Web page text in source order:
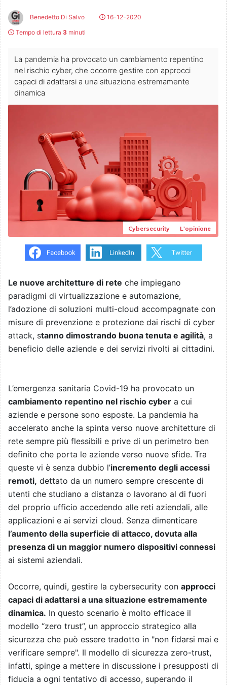
Benedetto Di Salvo
16-12-2020
Tempo di lettura 3 minuti
La pandemia ha provocato un cambiamento repentino
nel rischio cyber, che occorre gestire con approcci
capaci di adattarsi a una situazione estremamente
dinamica
Cybersecurity L'opinione
Le nuove architetture di rete che impiegano
paradigmi di virtualizzazione e automazione,
l’adozione di soluzioni multi-cloud accompagnate con
misure di prevenzione e protezione dai rischi di cyber
attack, stanno dimostrando buona tenuta e agilità, a
beneficio delle aziende e dei servizi rivolti ai cittadini.
L’emergenza sanitaria Covid-19 ha provocato un
cambiamento repentino nel rischio cyber a cui
aziende e persone sono esposte. La pandemia ha
accelerato anche la spinta verso nuove architetture di
rete sempre più flessibili e prive di un perimetro ben
definito che porta le aziende verso nuove sfide. Tra
queste vi è senza dubbio l’incremento degli accessi
remoti, dettato da un numero sempre crescente di
utenti che studiano a distanza o lavorano al di fuori
del proprio ufficio accedendo alle reti aziendali, alle
applicazioni e ai servizi cloud. Senza dimenticare
l’aumento della superficie di attacco, dovuta alla
presenza di un maggior numero dispositivi connessi
ai sistemi aziendali.
Occorre, quindi, gestire la cybersecurity con approcci
capaci di adattarsi a una situazione estremamente
dinamica. In questo scenario è molto efficace il
modello “zero trust”, un approccio strategico alla
sicurezza che può essere tradotto in "non fidarsi mai e
verificare sempre". Il modello di sicurezza zero-trust,
infatti, spinge a mettere in discussione i presupposti di
fiducia a ogni tentativo di accesso, superando il